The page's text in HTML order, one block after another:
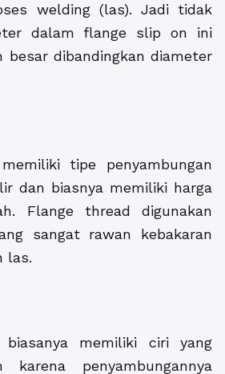
welding (las). Jadi tidak
dalam flange slip on ini
besar dibandingkan diameter
tipe penyambungan
dan biasnya memiliki harga
Flange thread digunakan
sangat rawan kebakaran
las.
memiliki ciri yang
karena penyambungannya